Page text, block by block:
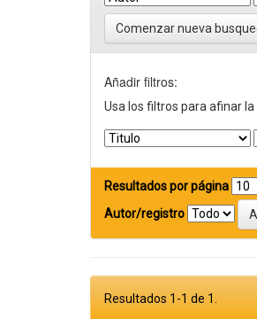
Comenzar nueva
Añadir filtros:
Usa los filtros para afinar la
Resultados por página
Autor/registro
Resultados 1-1 de 1.